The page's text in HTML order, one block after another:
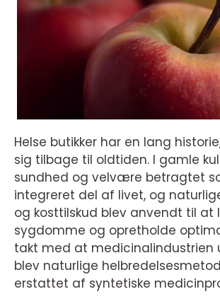
Helse butikker har en lang
sig tilbage til oldtiden. I gamle
sundhed og velvære betragtet
integreret del af livet, og
og kosttilskud blev anvendt til at
sygdomme og opretholde
takt med at medicinalindustrien
blev naturlige
erstattet af syntetiske